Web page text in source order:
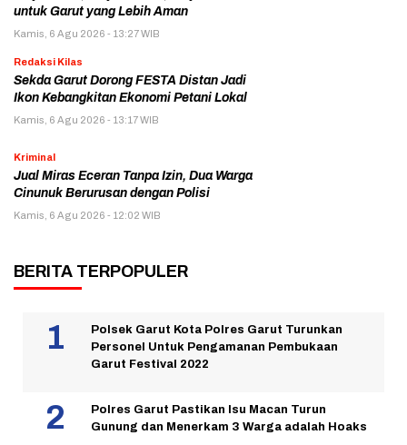
untuk Garut yang Lebih Aman
Kamis, 6 Agu 2026 - 13:27 WIB
Redaksi Kilas
Sekda Garut Dorong FESTA Distan Jadi
Ikon Kebangkitan Ekonomi Petani Lokal
Kamis, 6 Agu 2026 - 13:17 WIB
Kriminal
Jual Miras Eceran Tanpa Izin, Dua Warga
Cinunuk Berurusan dengan Polisi
Kamis, 6 Agu 2026 - 12:02 WIB
BERITA TERPOPULER
Polsek Garut Kota Polres Garut Turunkan
Personel Untuk Pengamanan Pembukaan
Garut Festival 2022
Polres Garut Pastikan Isu Macan Turun
Gunung dan Menerkam 3 Warga adalah Hoaks